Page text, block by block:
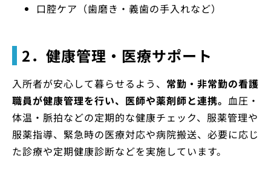
口腔ケア（歯磨き・義歯の手入れなど）
2．健康管理・医療サポート
入所者が安心して暮らせるよう、 常勤・非常勤の看護
職員が健康管理を行い、医師や薬剤師と連携。 血圧・
体温・脈拍などの定期的な健康チェック、服薬管理や
服薬指導、緊急時の医療対応や病院搬送、必要に応じ
た診療や定期健康診断などを実施しています。